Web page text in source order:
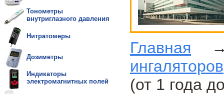
Тонометры
внутриглазного давления
Нитратомеры
Дозиметры
Индикаторы
электромагнитных полей
Главная
ингаляторов
(от 1 года